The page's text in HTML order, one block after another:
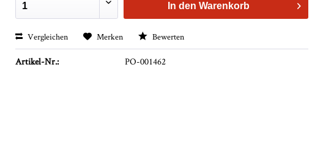
In den Warenkorb
Vergleichen Merken Bewerten
Artikel-Nr.: PO-001462